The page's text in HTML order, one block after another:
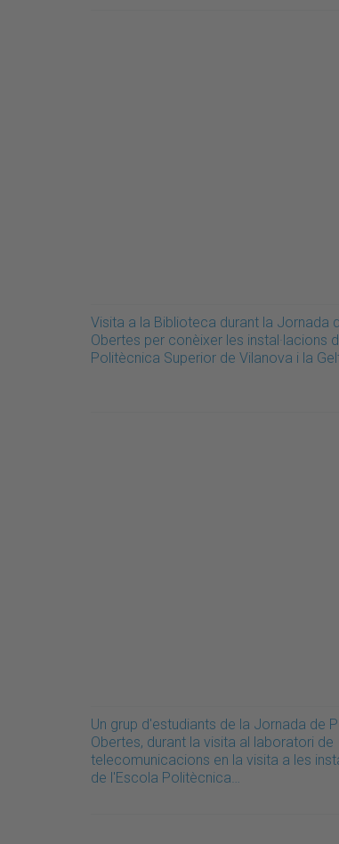
Visita a la Biblioteca durant la Jornada
Obertes per conèixer les instal·lacions
Politècnica Superior de Vilanova i la
Un grup d'estudiants de la Jornada de
Obertes, durant la visita al laboratori de
telecomunicacions en la visita a les
de l'Escola Politècnica…